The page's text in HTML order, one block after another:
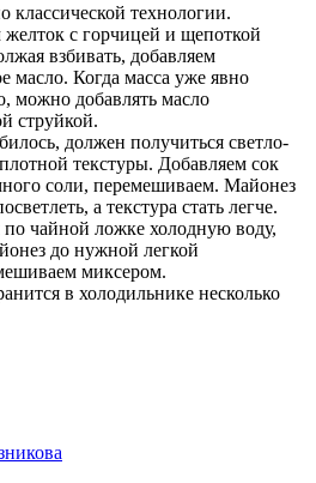
классической технологии.
желток с горчицей и щепоткой
взбивать, добавляем
масло. Когда масса уже явно
можно добавлять масло
струйкой.
должен получиться светло-
текстуры. Добавляем сок
соли, перемешиваем. Майонез
а текстура стать легче.
по чайной ложке холодную воду,
до нужной легкой
миксером.
в холодильнике несколько